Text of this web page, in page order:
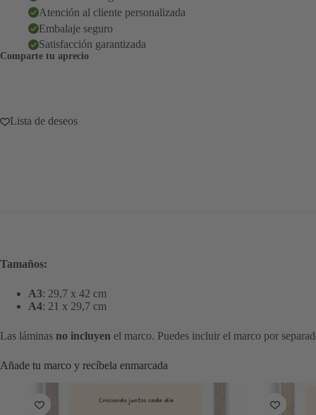
Atención al cliente personalizada
Embalaje seguro
Satisfacción garantizada
Comparte tu aprecio
Lista de deseos
Tamaños:
A3: 29,7 x 42 cm
A4: 21 x 29,7 cm
Las láminas no incluyen el marco. Puedes incluir el marco por
Añade tu marco y recíbela enmarcada